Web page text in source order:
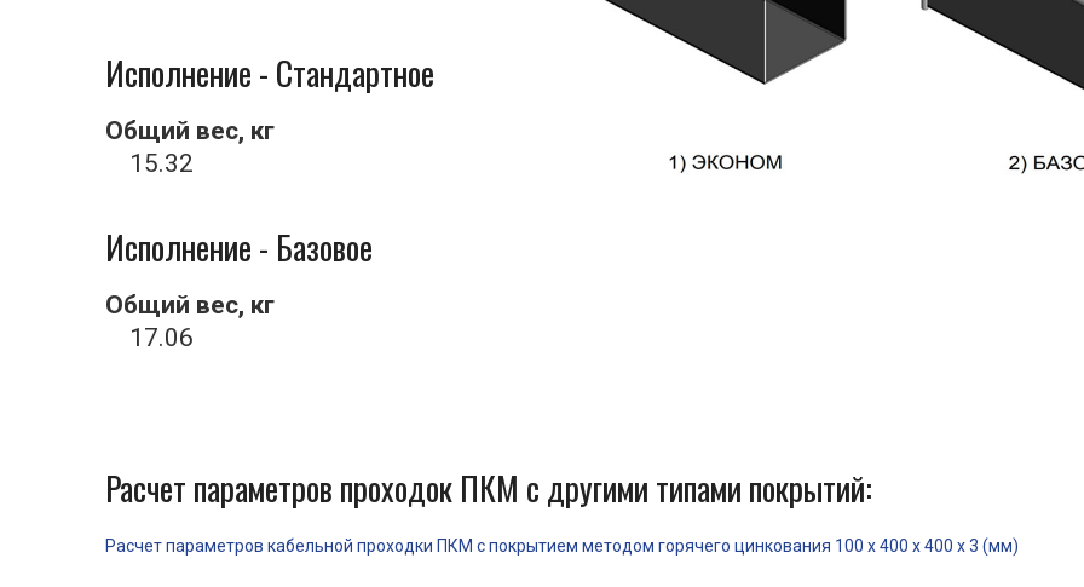
Исполнение - Стандартное
Общий вес, кг
15.32
Исполнение - Базовое
Общий вес, кг
17.06
Расчет параметров проходок ПКМ с другими типами покрытий:
Расчет параметров кабельной проходки ПКМ с покрытием методом горячего цинкования 100 x 400 x 400 x 3 (мм)